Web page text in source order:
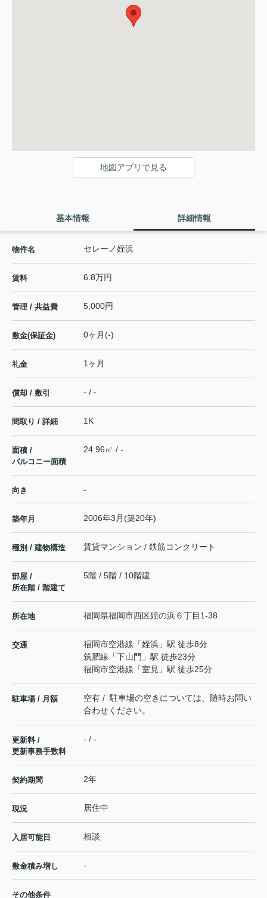
地図アプリで見る
基本情報 詳細情報
物件名 セレーノ姪浜
賃料 6.8万円
管理 / 共益費 5,000円
敷金(保証金) 0ヶ月(-)
礼金 1ヶ月
償却 / 敷引 - / -
間取り / 詳細 1K
面積 /
バルコニー面積
24.96㎡ / -
向き -
築年月 2006年3月(築20年)
種別 / 建物構造 賃貸マンション / 鉄筋コンクリート
部屋 /
所在階 / 階建て
5階 / 5階 / 10階建
所在地 福岡県福岡市西区姪の浜６丁目1-38
交通 福岡市空港線 「姪浜 」駅 徒歩8分
筑肥線 「下山門 」駅 徒歩23分
福岡市空港線 「室見 」駅 徒歩25分
駐車場 / 月額
空有 / 駐車場の空きについては、随時お問い
合わせください。
更新料 /
更新事務手数料
- / -
契約期間 2年
現況 居住中
入居可能日 相談
敷金積み増し -
その他条件